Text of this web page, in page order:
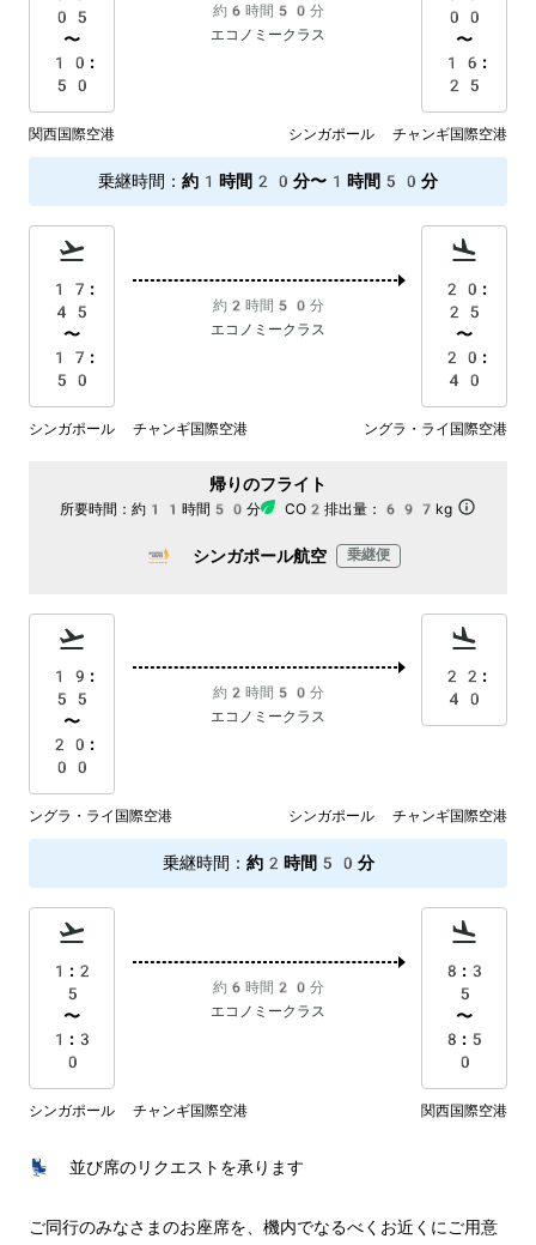
05
〜
10:
50
約6時間50分
エコノミークラス
00
〜
16:
25
関西国際空港 シンガポール チャンギ国際空港
乗継時間 ： 約1時間20分〜1時間50分
17:
45
〜
17:
50
約2時間50分
エコノミークラス
20:
25
〜
20:
40
シンガポール チャンギ国際空港 ングラ・ライ国際空港
帰りのフライト
所要時間： 約11時間50分 CO2排出量： 697kg
シンガポール航空 乗継便
19:
55
〜
20:
00
約2時間50分
エコノミークラス
22:
40
ングラ・ライ国際空港 シンガポール チャンギ国際空港
乗継時間 ： 約2時間50分
1:2
5
〜
1:3
0
約6時間20分
エコノミークラス
8:3
5
〜
8:5
0
シンガポール チャンギ国際空港 関西国際空港
💺 並び席のリクエストを承ります
ご同行のみなさまのお座席を、機内でなるべくお近くにご用意